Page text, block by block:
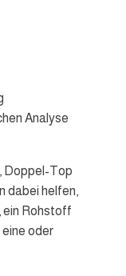
Analyse
Doppel-Top
dabei helfen,
ein Rohstoff
eine oder